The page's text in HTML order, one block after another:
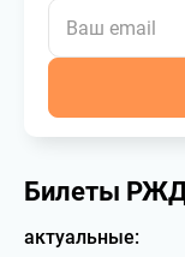
Билеты
актуальные: